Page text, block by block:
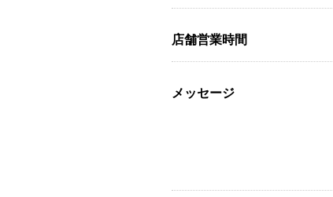
店舗営業時間
メッセージ